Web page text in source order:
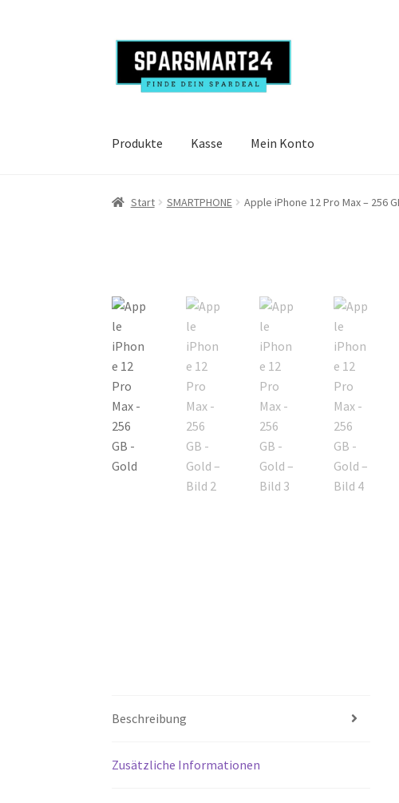
Zur
Navigation
springen
Zum
Inhalt
springen
Produkte Kasse Mein Konto
Start SMARTPHONE Apple iPhone 12 Pro Max – 256
Beschreibung
Zusätzliche Informationen